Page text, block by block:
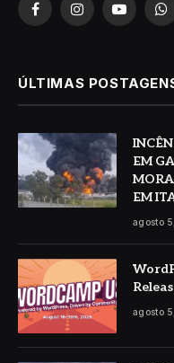
FacebookInstagramYouTube
ÚLTIMAS
EM
EM
agosto
agosto